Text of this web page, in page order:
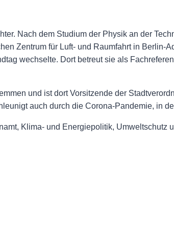
Nach dem Studium der Physik an der
Zentrum für Luft- und Raumfahrt in Berlin-
wechselte. Dort betreut sie als
und ist dort Vorsitzende der
auch durch die Corona-Pandemie, in
Klima- und Energiepolitik, Umweltschutz